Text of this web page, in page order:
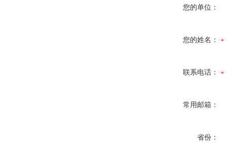
您的单位：
您的姓名：
联系电话：
常用邮箱：
省份：